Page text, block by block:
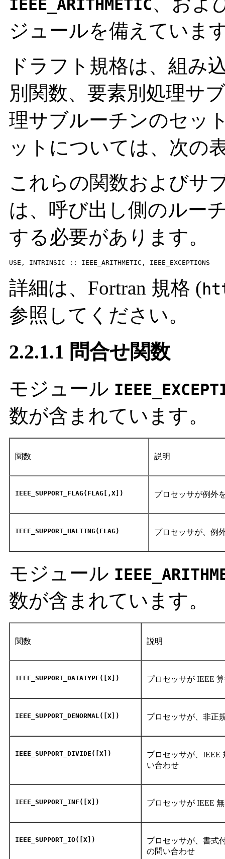
IEEE_ARITHMETIC
ジュールを備えていま
ドラフト規格は、組み
別関数、要素別処理サ
理サブルーチンのセッ
ットについては、次の
これらの関数およびサ
は、呼び出し側のルー
する必要があります。
USE, INTRINSIC :: IEEE_ARITHMETIC, IEEE_EXCEPTIONS
詳細は、Fortran 規格 (
参照してください。
2.2.1.1 問合せ関数
モジュール
数が含まれています。
関数 説明
IEEE_SUPPORT_FLAG(FLAG[,X]) プロセッサが例外
IEEE_SUPPORT_HALTING(FLAG) プロセッサが、例
モジュール
数が含まれています。
関数 説明
IEEE_SUPPORT_DATATYPE([X]) プロセッサが IEEE
IEEE_SUPPORT_DENORMAL([X]) プロセッサが、非正
IEEE_SUPPORT_DIVIDE([X])
プロセッサが、IEEE
い合わせ
IEEE_SUPPORT_INF([X]) プロセッサが IEEE
IEEE_SUPPORT_IO([X])
プロセッサが、書式
の問い合わせ